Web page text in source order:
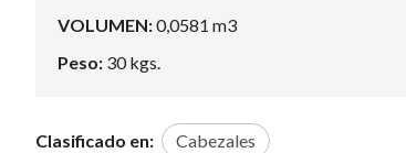
VOLUMEN:0,0581 m3
Peso: 30 kgs.
Clasificado en: Cabezales